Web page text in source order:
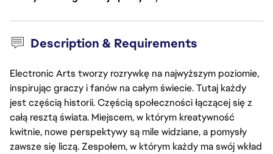
Description & Requirements
Electronic Arts tworzy rozrywkę na najwyższym poziomie,
inspirując graczy i fanów na całym świecie. Tutaj każdy
jest częścią historii. Częścią społeczności łączącej się z
całą resztą świata. Miejscem, w którym kreatywność
kwitnie, nowe perspektywy są mile widziane, a pomysły
zawsze się liczą. Zespołem, w którym każdy ma swój wkład